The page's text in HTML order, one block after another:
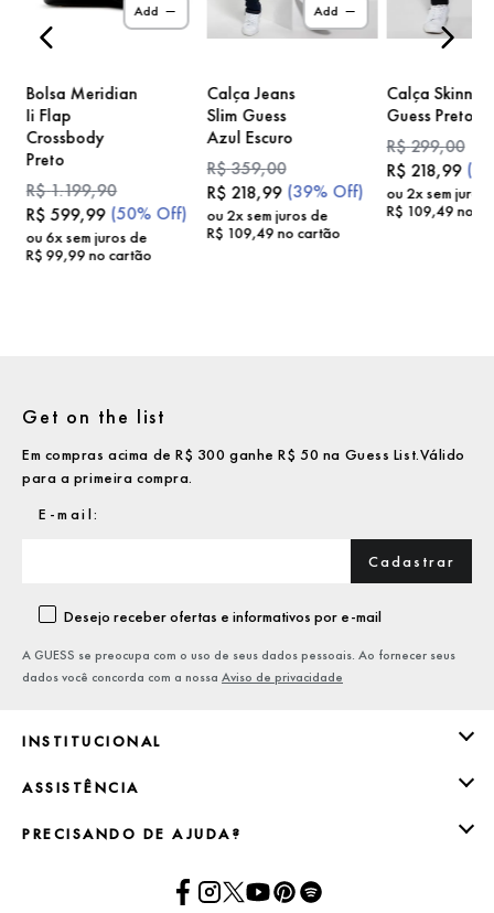
Add
Bolsa Meridian
Ii Flap
Crossbody
Preto
R$1.199,90
R$ 599,99 (50% Off)
ou 6x sem juros de
R$ 99,99no cartão
Add
Calça Jeans
Slim Guess
Azul Escuro
R$359,00
R$ 218,99 (39% Off)
ou2x sem juros de
R$ 109,49no cartão
Calça Skinny
Guess Preto
R$299,00
R$ 218,99 (
ou 2x sem juros
R$ 109,49no
INSTITUCIONAL
ASSISTÊNCIA
PRECISANDO DE AJUDA?
Get on the list
Em compras acima de R$ 300 ganhe R$ 50 na Guess List.Válido
para a primeira compra.
Cadastrar
Desejo receber ofertas e informativos por e-mail
A GUESS se preocupa com o uso de seus dados pessoais. Ao fornecer seus
dados você concorda com a nossa Aviso de privacidade